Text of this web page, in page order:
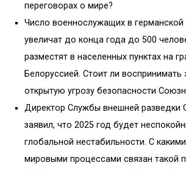
переговорах о мире?
Число военнослужащих в германской
увеличат до конца года до 500
разместят в населенных пунктах на
Белоруссией. Стоит ли воспринимать
открытую угрозу безопасности
Директор Службы внешней разведки
заявил, что 2025 год будет
глобальной нестабильности. С
мировыми процессами связан такой